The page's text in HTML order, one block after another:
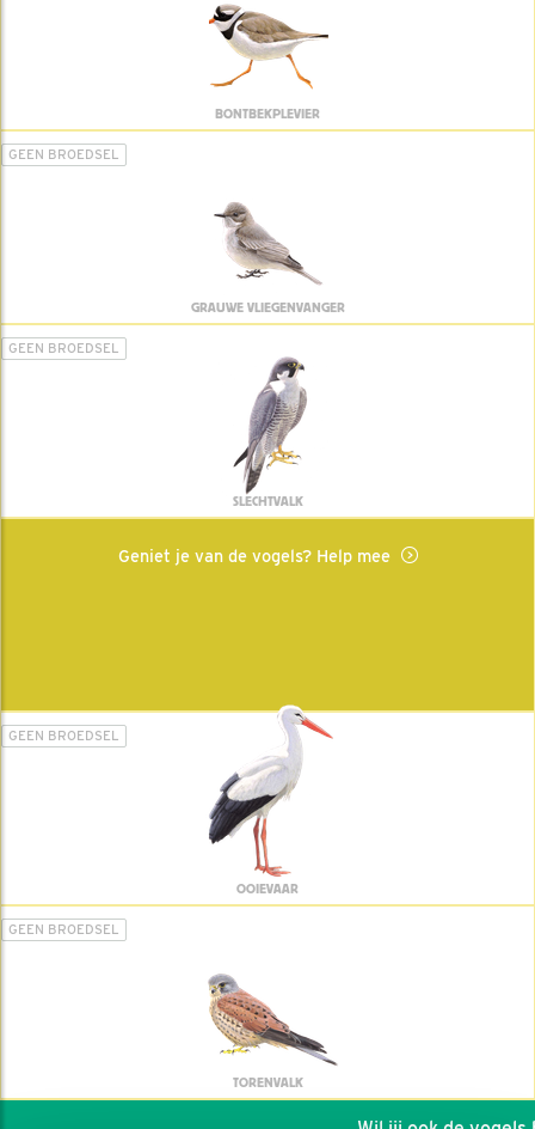
BONTBEKPLEVIER
GEEN BROEDSEL
GRAUWE VLIEGENVANGER
GEEN BROEDSEL
SLECHTVALK
Geniet je van de vogels? Help mee
GEEN BROEDSEL
OOIEVAAR
GEEN BROEDSEL
TORENVALK